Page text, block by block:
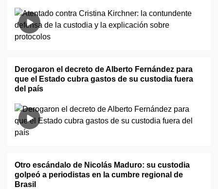
Derogaron el decreto de Alberto Fernández para
que el Estado cubra gastos de su custodia fuera
del país
Otro escándalo de Nicolás Maduro: su custodia
golpeó a periodistas en la cumbre regional de
Brasil